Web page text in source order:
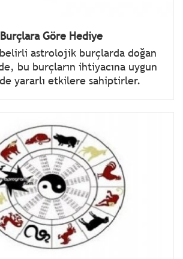
Göre Hediye
astrolojik burçlarda doğan
bu burçların ihtiyacına uygun
yararlı etkilere sahiptirler.